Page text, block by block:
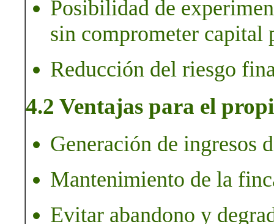
Posibilidad de
sin comprometer capital
Reducción del riesgo
4.2 Ventajas para el
Generación de ingresos
Mantenimiento de la
Evitar abandono y